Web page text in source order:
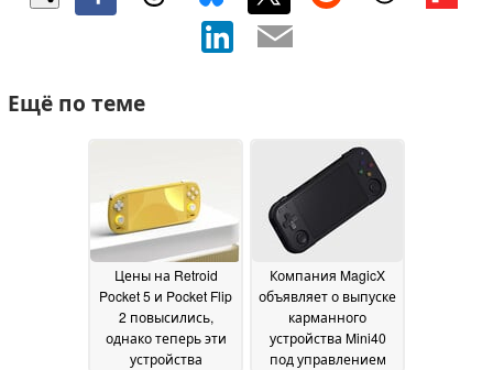
Ещё по теме
Цены на Retroid
Pocket 5 и Pocket Flip
2 повысились,
однако теперь эти
устройства
Компания MagicX
объявляет о выпуске
карманного
устройства Mini40
под управлением